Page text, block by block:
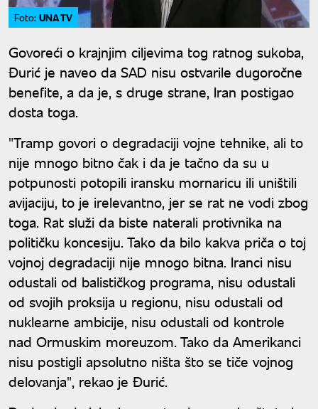
Foto: UNA TV
Govoreći o krajnjim ciljevima tog ratnog sukoba,
Đurić je naveo da SAD nisu ostvarile dugoročne
benefite, a da je, s druge strane, Iran postigao
dosta toga.
"Tramp govori o degradaciji vojne tehnike, ali to
nije mnogo bitno čak i da je tačno da su u
potpunosti potopili iransku mornaricu ili uništili
avijaciju, to je irelevantno, jer se rat ne vodi zbog
toga. Rat služi da biste naterali protivnika na
političku koncesiju. Tako da bilo kakva priča o toj
vojnoj degradaciji nije mnogo bitna. Iranci nisu
odustali od balističkog programa, nisu odustali
od svojih proksija u regionu, nisu odustali od
nuklearne ambicije, nisu odustali od kontrole
nad Ormuskim moreuzom. Tako da Amerikanci
nisu postigli apsolutno ništa što se tiče vojnog
delovanja", rekao je Đurić.